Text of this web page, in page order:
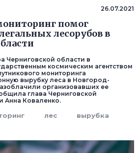
26.07.2021
помог
лесорубов в
Черниговской области в
космическим агентством
мониторинга
вырубку леса в Новгород-
организовавших ее
глава Черниговской
Анна Коваленко.
лес вырубка